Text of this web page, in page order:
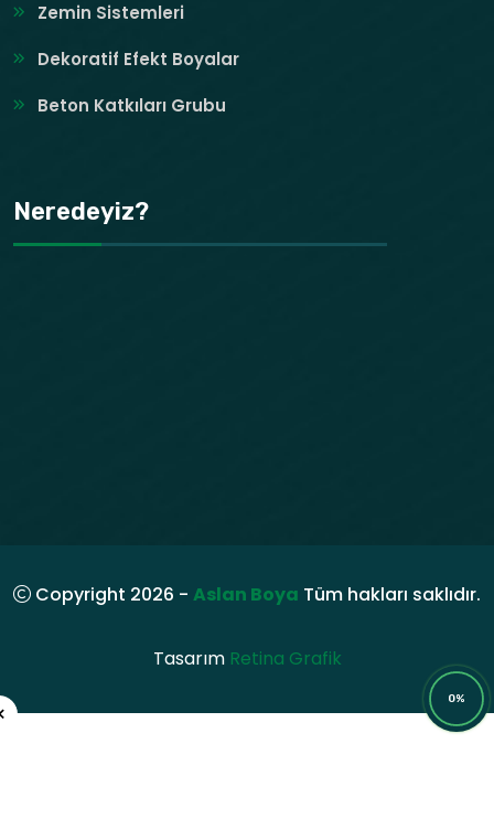
Zemin Sistemleri
Dekoratif Efekt Boyalar
Beton Katkıları Grubu
Neredeyiz?
Copyright 2026 - Aslan Boya Tüm hakları saklıdır.
Tasarım Retina Grafik
0%